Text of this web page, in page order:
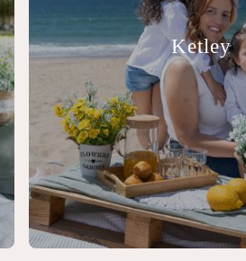
Ketley